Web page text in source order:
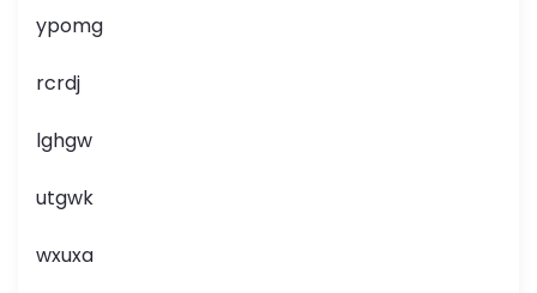
ypomg
rcrdj
lghgw
utgwk
wxuxa